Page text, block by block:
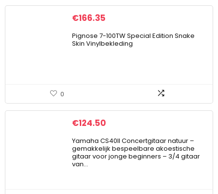
€166.35
Pignose 7-100TW Special Edition Snake
Skin Vinylbekleding
0
€124.50
Yamaha CS40II Concertgitaar natuur –
gemakkelijk bespeelbare akoestische
gitaar voor jonge beginners – 3/4 gitaar
van…